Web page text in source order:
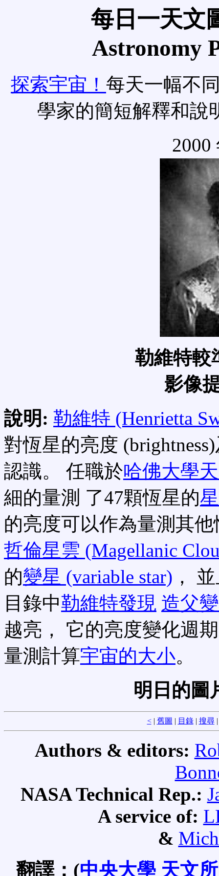
每日一天文
Astronomy
探索宇宙！ 每天一幅不
學家的簡短解釋和說
2000
勒維特較
影像
說明: 勒維特 (Henrietta
對恆星的亮度
認識。 任職於哈佛大學
細的量測 了47顆恆星的
的亮度可以作為量測其
哲倫星雲 (Magellanic
的變星 (variable star) ，
目錄中勒維特發現 造父
越亮， 它的亮度變化週
量測計算宇宙的大小。
明日的圖
<| 舊圖 | 目錄| 搜尋
Authors & editors:
NASA Technical Rep.:
A service of:
&
翻譯：(中央大學 天文所